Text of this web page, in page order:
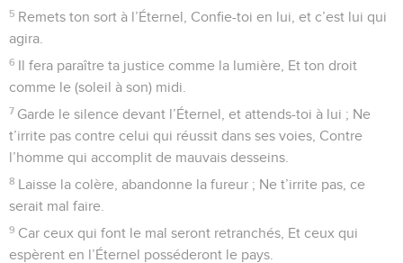
5 Remets ton sort à l’Éternel, Confie-toi en lui, et c’est lui qui
agira.
6 Il fera paraître ta justice comme la lumière, Et ton droit
comme le (soleil à son) midi.
7 Garde le silence devant l’Éternel, et attends-toi à lui ; Ne
t’irrite pas contre celui qui réussit dans ses voies, Contre
l’homme qui accomplit de mauvais desseins.
8 Laisse la colère, abandonne la fureur ; Ne t’irrite pas, ce
serait mal faire.
9 Car ceux qui font le mal seront retranchés, Et ceux qui
espèrent en l’Éternel posséderont le pays.